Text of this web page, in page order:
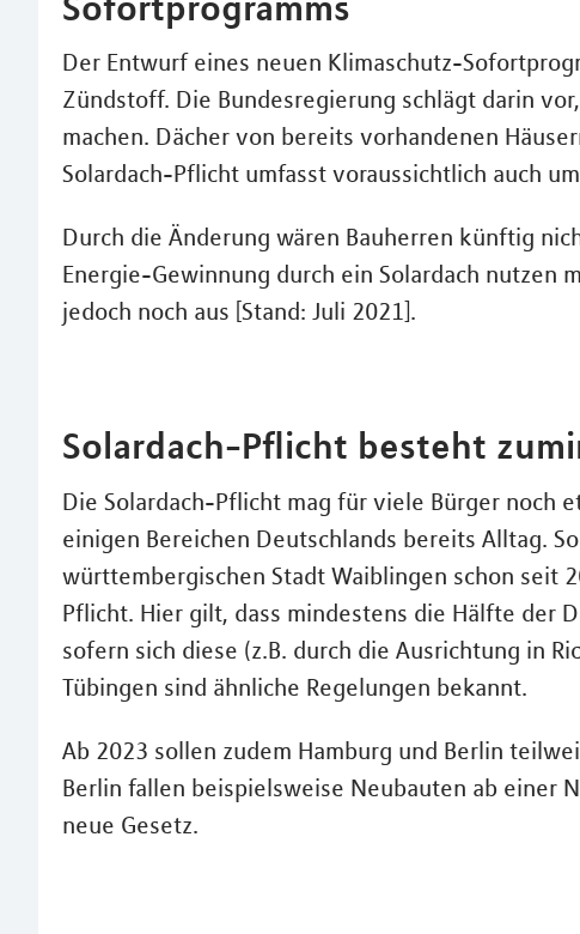
Der Entwurf eines neuen Klimaschutz-
Zündstoff. Die Bundesregierung schlägt darin
machen. Dächer von bereits vorhandenen
Solardach-Pflicht umfasst voraussichtlich auch
Durch die Änderung wären Bauherren künftig
Energie-Gewinnung durch ein Solardach nutzen
jedoch noch aus [Stand: Juli 2021].
Solardach-Pflicht besteht
Die Solardach-Pflicht mag für viele Bürger noch
einigen Bereichen Deutschlands bereits Alltag.
württembergischen Stadt Waiblingen schon seit
Pflicht. Hier gilt, dass mindestens die Hälfte der
sofern sich diese (z.B. durch die Ausrichtung in
Tübingen sind ähnliche Regelungen bekannt.
Ab 2023 sollen zudem Hamburg und Berlin
Berlin fallen beispielsweise Neubauten ab einer
neue Gesetz.